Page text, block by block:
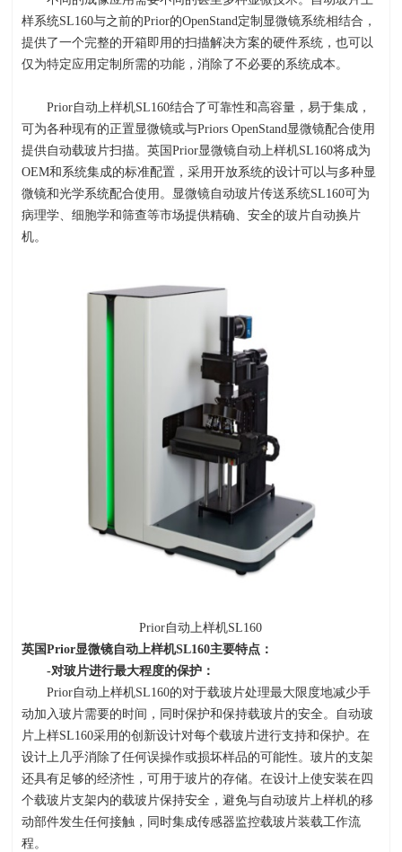
样系统SL160与之前的Prior的OpenStand定制显微镜系统相结合，
提供了一个完整的开箱即用的扫描解决方案的硬件系统，也可以
仅为特定应用定制所需的功能，消除了不必要的系统成本。
Prior自动上样机SL160结合了可靠性和高容量，易于集成，
可为各种现有的正置显微镜或与Priors OpenStand 显微镜配合使用
提供自动载玻片扫描。英国Prior显微镜自动上样机SL160将成为
OEM和系统集成的标准配置，采用开放系统的设计可以与多种显
微镜和光学系统配合使用。显微镜自动玻片传送系统SL160可为
病理学、细胞学和筛查等市场提供精确、安全的玻片自动换片
机。
Prior自动上样机SL160
英国Prior显微镜自动上样机SL160主要特点：
-对玻片进行最大程度的保护：
Prior自动上样机SL160的对于载玻片处理最大限度地减少手
动加入玻片需要的时间，同时保护和保持载玻片的安全。自动玻
片上样SL160采用的创新设计对每个载玻片进行支持和保护。在
设计上几乎消除了任何误操作或损坏样品的可能性。玻片的支架
还具有足够的经济性，可用于玻片的存储。在设计上使安装在四
个载玻片支架内的载玻片保持安全，避免与自动玻片上样机的移
动部件发生任何接触，同时集成传感器监控载玻片装载工作流
程。